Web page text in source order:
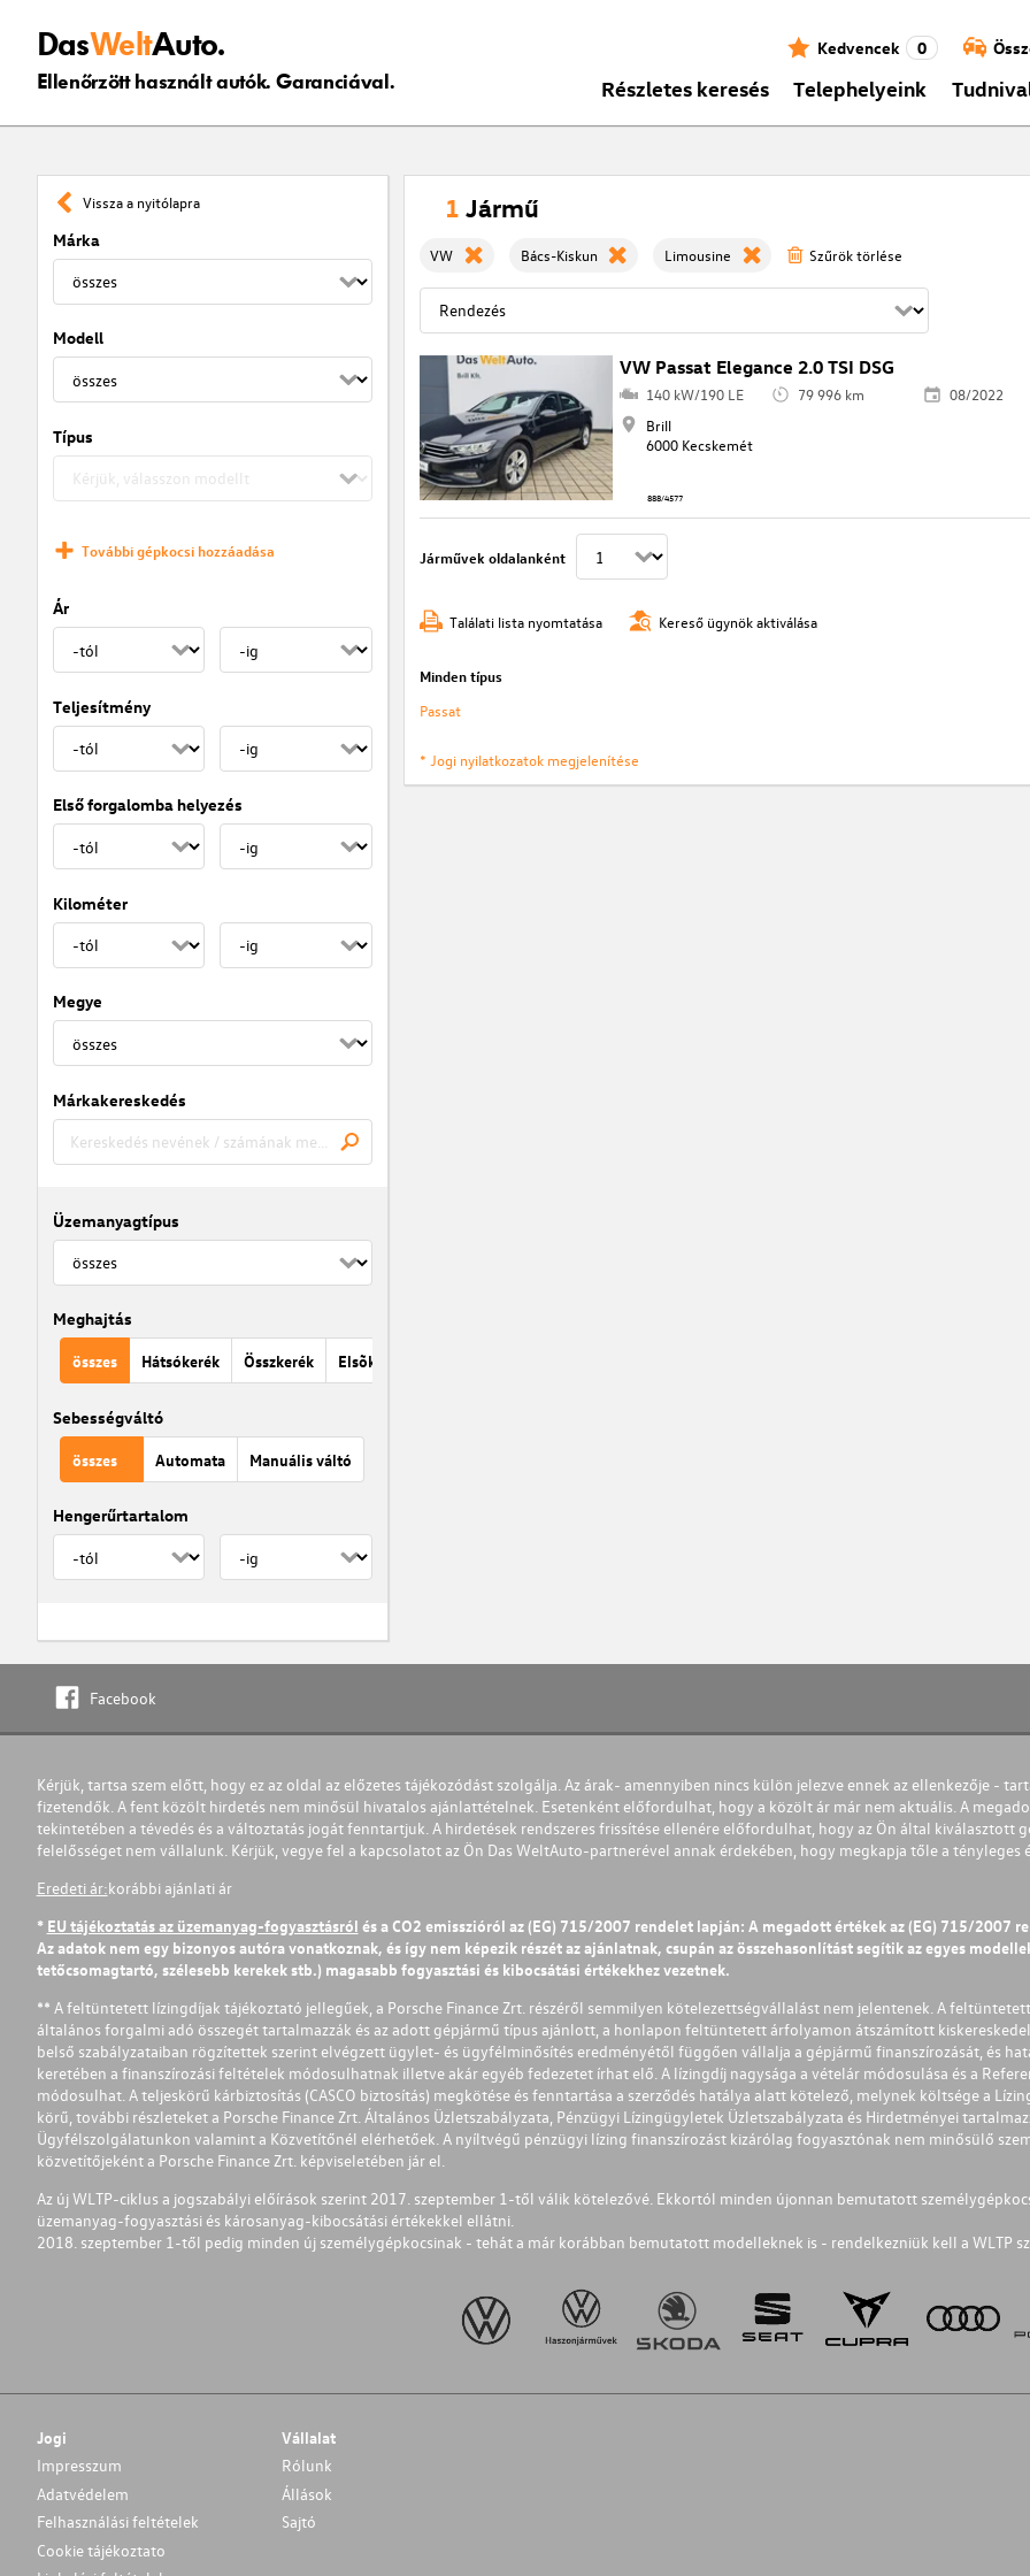
DasWeltAuto.
Ellenőrzött használt autók. Garanciával.
Kedvencek 0
Részletes keresés Telephelyeink
Vissza a nyitólapra
Márka
Modell
Típus
További gépkocsi hozzáadása
Ár
Teljesítmény
Első forgalomba helyezés
Kilométer
Megye
Márkakereskedés
Üzemanyagtípus
Meghajtás
összes Hátsókerék Összkerék Elsõkerék
Sebességváltó
összes Automata Manuális váltó
Hengerűrtartalom
1 Jármű
VW Bács-Kiskun Limousine Szűrök törlése
VW Passat Elegance 2.0 TSI DSG
140 kW/190 LE 79 996 km
08/2022
Brill
6000 Kecskemét
888/4577
Járművek oldalanként
Találati lista nyomtatása Kereső ügynök aktiválása
Minden típus
Passat
* Jogi nyilatkozatok megjelenítése
Facebook
Kérjük, tartsa szem előtt, hogy ez az oldal az előzetes tájékozódást szolgálja. Az árak- amennyiben nincs külön jelezve ennek az ellenkezője -
fizetendők. A fent közölt hirdetés nem minősül hivatalos ajánlattételnek. Esetenként előfordulhat, hogy a közölt ár már nem aktuális. A
tekintetében a tévedés és a változtatás jogát fenntartjuk. A hirdetések rendszeres frissítése ellenére előfordulhat, hogy az Ön által kiválasztott
felelősséget nem vállalunk. Kérjük, vegye fel a kapcsolatot az Ön Das WeltAuto-partnerével annak érdekében, hogy megkapja tőle a tényleges
Eredeti ár:korábbi ajánlati ár
* EU tájékoztatás az üzemanyag-fogyasztásról és a CO2 emisszióról az (EG) 715/2007 rendelet lapján: A megadott értékek az (EG) 715/
Az adatok nem egy bizonyos autóra vonatkoznak, és így nem képezik részét az ajánlatnak, csupán az összehasonlítást segítik az egyes
tetőcsomagtartó, szélesebb kerekek stb.) magasabb fogyasztási és kibocsátási értékekhez vezetnek.
** A feltüntetett lízingdíjak tájékoztató jellegűek, a Porsche Finance Zrt. részéről semmilyen kötelezettségvállalást nem jelentenek. A
általános forgalmi adó összegét tartalmazzák és az adott gépjármű típus ajánlott, a honlapon feltüntetett árfolyamon átszámított
belső szabályzataiban rögzítettek szerint elvégzett ügylet- és ügyfélminősítés eredményétől függően vállalja a gépjármű finanszírozását, és
keretében a finanszírozási feltételek módosulhatnak illetve akár egyéb fedezetet írhat elő. A lízingdíj nagysága a vételár módosulása és a
módosulhat. A teljeskörű kárbiztosítás (CASCO biztosítás) megkötése és fenntartása a szerződés hatálya alatt kötelező, melynek költsége a
körű, további részleteket a Porsche Finance Zrt. Általános Üzletszabályzata, Pénzügyi Lízingügyletek Üzletszabályzata és Hirdetményei
Ügyfélszolgálatunkon valamint a Közvetítőnél elérhetőek. A nyíltvégű pénzügyi lízing finanszírozást kizárólag fogyasztónak nem minősülő
közvetítőjeként a Porsche Finance Zrt. képviseletében jár el.
Az új WLTP-ciklus a jogszabályi előírások szerint 2017. szeptember 1-től válik kötelezővé. Ekkortól minden újonnan bemutatott
üzemanyag-fogyasztási és károsanyag-kibocsátási értékekkel ellátni.
2018. szeptember 1-től pedig minden új személygépkocsinak - tehát a már korábban bemutatott modelleknek is - rendelkezniük kell a WLTP
Jogi
Impresszum
Adatvédelem
Felhasználási feltételek
Cookie tájékoztato
Vállalat
Rólunk
Állások
Sajtó